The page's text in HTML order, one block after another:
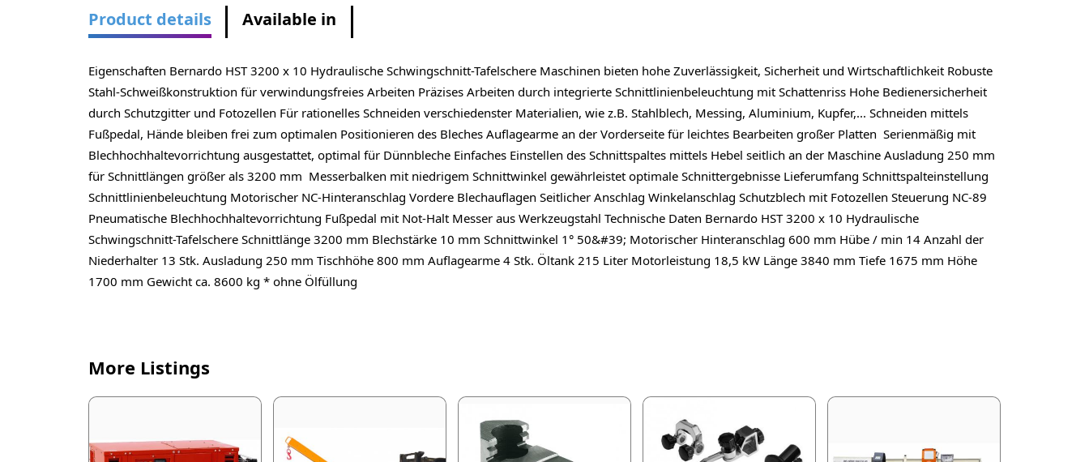
Product details Available in
Eigenschaften Bernardo HST 3200 x 10 Hydraulische Schwingschnitt-Tafelschere Maschinen bieten hohe Zuverlässigkeit, Sicherheit und Wirtschaftlichkeit Robuste
Stahl-Schweißkonstruktion für verwindungsfreies Arbeiten Präzises Arbeiten durch integrierte Schnittlinienbeleuchtung mit Schattenriss Hohe Bedienersicherheit
durch Schutzgitter und Fotozellen Für rationelles Schneiden verschiedenster Materialien, wie z.B. Stahlblech, Messing, Aluminium, Kupfer,... Schneiden mittels
Fußpedal, Hände bleiben frei zum optimalen Positionieren des Bleches Auflagearme an der Vorderseite für leichtes Bearbeiten großer Platten Serienmäßig mit
Blechhochhaltevorrichtung ausgestattet, optimal für Dünnbleche Einfaches Einstellen des Schnittspaltes mittels Hebel seitlich an der Maschine Ausladung 250 mm
für Schnittlängen größer als 3200 mm Messerbalken mit niedrigem Schnittwinkel gewährleistet optimale Schnittergebnisse Lieferumfang Schnittspalteinstellung
Schnittlinienbeleuchtung Motorischer NC-Hinteranschlag Vordere Blechauflagen Seitlicher Anschlag Winkelanschlag Schutzblech mit Fotozellen Steuerung NC-89
Pneumatische Blechhochhaltevorrichtung Fußpedal mit Not-Halt Messer aus Werkzeugstahl Technische Daten Bernardo HST 3200 x 10 Hydraulische
Schwingschnitt-Tafelschere Schnittlänge 3200 mm Blechstärke 10 mm Schnittwinkel 1° 50&#39; Motorischer Hinteranschlag 600 mm Hübe / min 14 Anzahl der
Niederhalter 13 Stk. Ausladung 250 mm Tischhöhe 800 mm Auflagearme 4 Stk. Öltank 215 Liter Motorleistung 18,5 kW Länge 3840 mm Tiefe 1675 mm Höhe
1700 mm Gewicht ca. 8600 kg * ohne Ölfüllung
More Listings